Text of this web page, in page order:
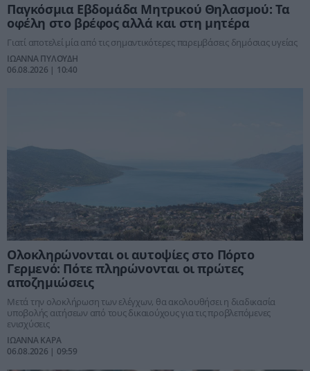
Παγκόσμια Εβδομάδα Μητρικού Θηλασμού: Τα
οφέλη στο βρέφος αλλά και στη μητέρα
Γιατί αποτελεί μία από τις σημαντικότερες παρεμβάσεις δημόσιας υγείας
ΙΩΑΝΝΑ ΠΥΛΟΥΔΗ
06.08.2026 | 10:40
Ολοκληρώνονται οι αυτοψίες στο Πόρτο
Γερμενό: Πότε πληρώνονται οι πρώτες
αποζημιώσεις
Μετά την ολοκλήρωση των ελέγχων, θα ακολουθήσει η διαδικασία
υποβολής αιτήσεων από τους δικαιούχους για τις προβλεπόμενες
ενισχύσεις
ΙΩΑΝΝΑ ΚΑΡΑ
06.08.2026 | 09:59